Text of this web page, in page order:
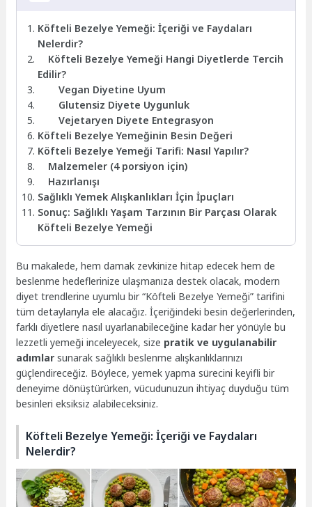
Köfteli Bezelye Yemeği: İçeriği ve Faydaları
Nelerdir?
Köfteli Bezelye Yemeği Hangi Diyetlerde Tercih
Edilir?
Vegan Diyetine Uyum
Glutensiz Diyete Uygunluk
Vejetaryen Diyete Entegrasyon
Köfteli Bezelye Yemeğinin Besin Değeri
Köfteli Bezelye Yemeği Tarifi: Nasıl Yapılır?
Malzemeler (4 porsiyon için)
Hazırlanışı
Sağlıklı Yemek Alışkanlıkları İçin İpuçları
Sonuç: Sağlıklı Yaşam Tarzının Bir Parçası Olarak
Köfteli Bezelye Yemeği
Bu makalede, hem damak zevkinize hitap edecek hem de
beslenme hedeflerinize ulaşmanıza destek olacak, modern
diyet trendlerine uyumlu bir “Köfteli Bezelye Yemeği” tarifini
tüm detaylarıyla ele alacağız. İçeriğindeki besin değerlerinden,
farklı diyetlere nasıl uyarlanabileceğine kadar her yönüyle bu
lezzetli yemeği inceleyecek, size pratik ve uygulanabilir
adımlar sunarak sağlıklı beslenme alışkanlıklarınızı
güçlendireceğiz. Böylece, yemek yapma sürecini keyifli bir
deneyime dönüştürürken, vücudunuzun ihtiyaç duyduğu tüm
besinleri eksiksiz alabileceksiniz.
Köfteli Bezelye Yemeği: İçeriği ve Faydaları
Nelerdir?